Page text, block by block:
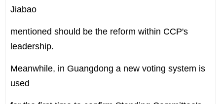
Jiabao
mentioned should be the reform within CCP's
leadership.
Meanwhile, in Guangdong a new voting system is
used